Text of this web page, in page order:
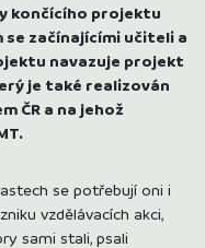
končícího projektu
začínajícími učiteli a
navazuje projekt
je také realizován
ČR a na jehož
se potřebují oni i
vzdělávacích akci,
sami stali, psali